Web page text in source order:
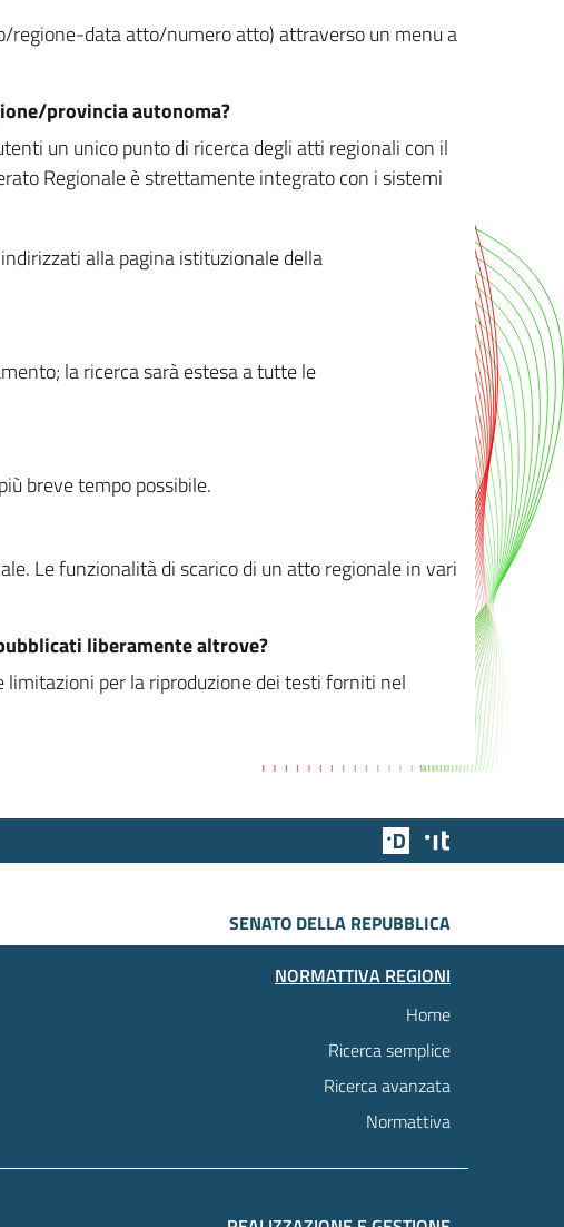
regione-data atto/numero atto) attraverso un menu a
provincia autonoma?
un unico punto di ricerca degli atti regionali con il
Regionale è strettamente integrato con i sistemi
alla pagina istituzionale della
la ricerca sarà estesa a tutte le
breve tempo possibile.
Le funzionalità di scarico di un atto regionale in vari
liberamente altrove?
per la riproduzione dei testi forniti nel
Team Digitale
SENATO DELLA REPUBBLICA
NORMATTIVA REGIONI
Home
Ricerca semplice
Ricerca avanzata
Normattiva